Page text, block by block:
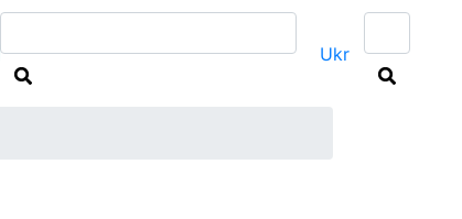
Ukr